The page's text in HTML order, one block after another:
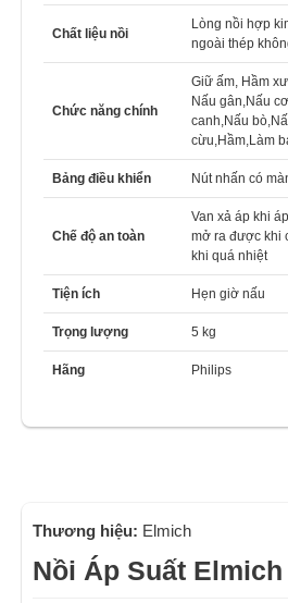
Chất liệu nồi
Lòng nồi hợp
ngoài thép
Chức năng chính
Giữ ấm, Hầm
Nấu gân,Nấu
canh,Nấu
cừu,Hầm,Làm
Bảng điều khiển Nút nhấn có
Chế độ an toàn
Van xả áp khi
mở ra được khi
khi quá nhiệt
Tiện ích Hẹn giờ nấu
Trọng lượng 5 kg
Hãng Philips
Thương hiệu: Elmich
Nồi Áp Suất Elmich